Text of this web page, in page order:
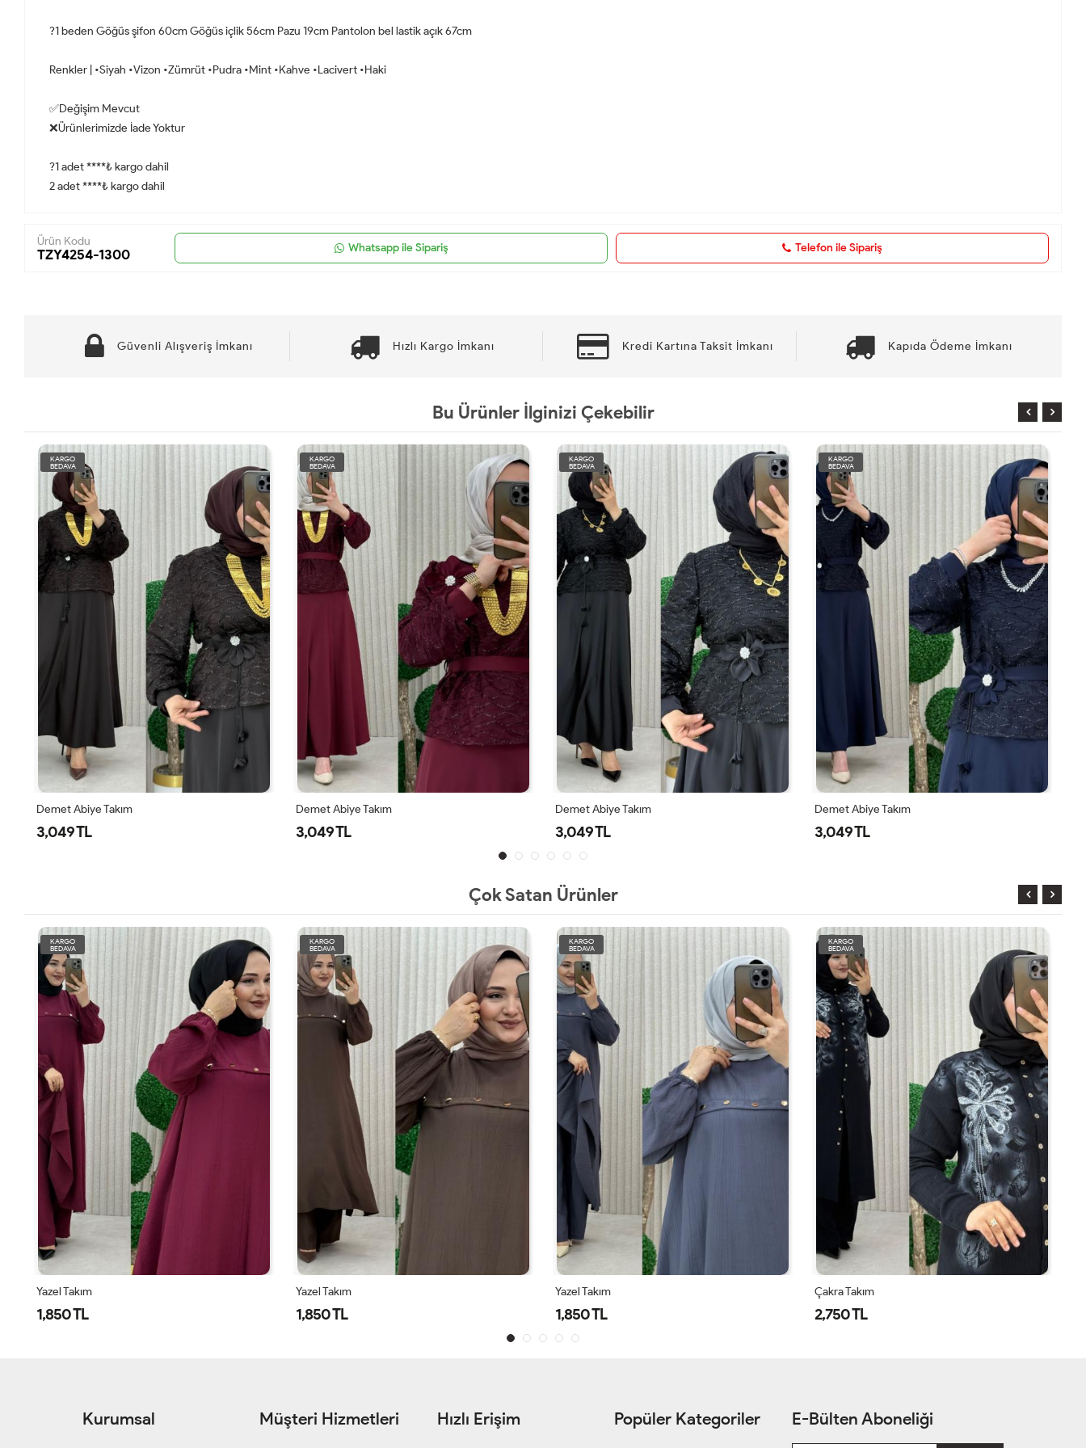
?1 beden Göğüs şifon 60cm Göğüs içlik 56cm Pazu 19cm Pantolon bel lastik açık 67cm
Renkler | •Siyah •Vizon •Zümrüt •Pudra •Mint •Kahve •Lacivert •Haki
✅Değişim Mevcut
❌Ürünlerimizde İade Yoktur
?1 adet ****₺ kargo dahil
2 adet ****₺ kargo dahil
Ürün Kodu
TZY4254-1300 Whatsapp ile Sipariş Telefon ile Sipariş
Güvenli Alışveriş İmkanı Hızlı Kargo İmkanı Kredi Kartına Taksit İmkanı Kapıda Ödeme İmkanı
Bu Ürünler İlginizi Çekebilir
KARGO
BEDAVA
Demet Abiye Takım
3,049 TL
KARGO
BEDAVA
Demet Abiye Takım
3,049 TL
KARGO
BEDAVA
Demet Abiye Takım
3,049 TL
KARGO
BEDAVA
Demet Abiye Takım
3,049 TL
Çok Satan Ürünler
KARGO
BEDAVA
Yazel Takım
1,850 TL
KARGO
BEDAVA
Yazel Takım
1,850 TL
KARGO
BEDAVA
Yazel Takım
1,850 TL
KARGO
BEDAVA
Çakra Takım
2,750 TL
Kurumsal Müşteri Hizmetleri Hızlı Erişim Popüler Kategoriler E-Bülten Aboneliği